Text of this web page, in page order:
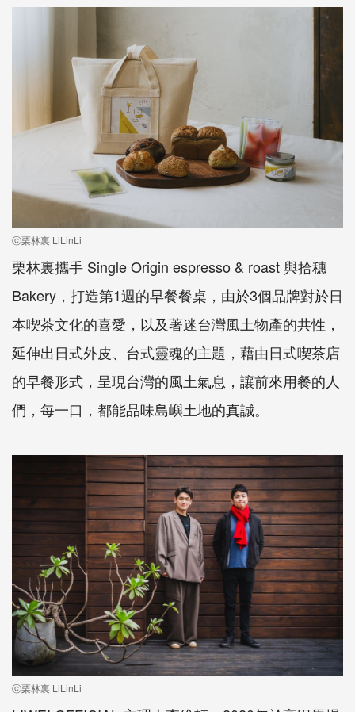
ⓒ栗林裏 LiLinLi
栗林裏攜手 Single Origin espresso & roast 與拾穗
Bakery，打造第1週的早餐餐桌，由於3個品牌對於日
本喫茶文化的喜愛，以及著迷台灣風土物產的共性，
延伸出日式外皮、台式靈魂的主題，藉由日式喫茶店
的早餐形式，呈現台灣的風土氣息，讓前來用餐的人
們，每一口，都能品味島嶼土地的真誠。
ⓒ栗林裏 LiLinLi